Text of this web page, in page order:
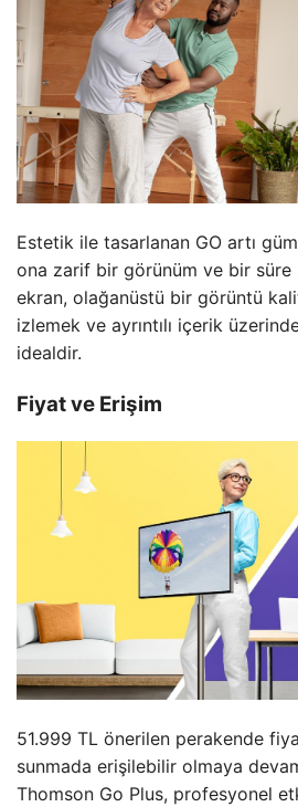
Estetik ile tasarlanan GO artı
ona zarif bir görünüm ve bir süre
ekran, olağanüstü bir görüntü
izlemek ve ayrıntılı içerik
idealdir.
Fiyat ve Erişim
51.999 TL önerilen perakende
sunmada erişilebilir olmaya
Thomson Go Plus, profesyonel